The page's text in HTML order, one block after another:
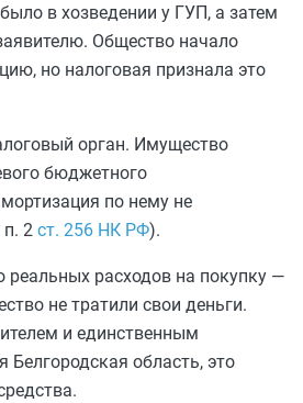
в хозведении у ГУП, а затем
Общество начало
но налоговая признала это
орган. Имущество
бюджетного
по нему не
п. 2 ст. 256 НК РФ).
реальных расходов на покупку —
не тратили свои деньги.
и единственным
Белгородская область, это